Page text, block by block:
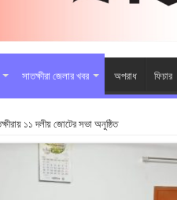
সাতক্ষীরা জেলার খবর অপরাধ ফিচার
১১ দলীয় জোটের সভা অনুষ্ঠিত